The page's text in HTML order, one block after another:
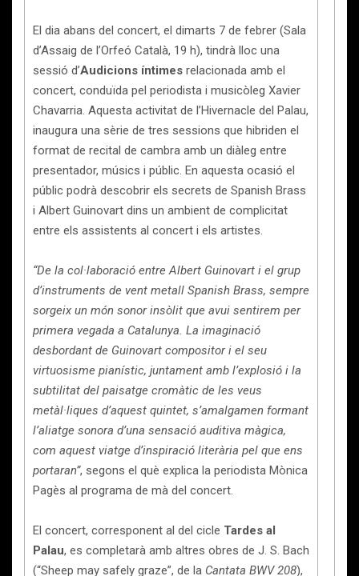
El dia abans del concert, el dimarts 7 de febrer (Sala
d’Assaig de l’Orfeó Català, 19 h), tindrà lloc una
sessió d’Audicions íntimes relacionada amb el
concert, conduïda pel periodista i musicòleg Xavier
Chavarria. Aquesta activitat de l’Hivernacle del Palau,
inaugura una sèrie de tres sessions que hibriden el
format de recital de cambra amb un diàleg entre
presentador, músics i públic. En aquesta ocasió el
públic podrà descobrir els secrets de Spanish Brass
i Albert Guinovart dins un ambient de complicitat
entre els assistents al concert i els artistes.
“De la col·laboració entre Albert Guinovart i el grup
d’instruments de vent metall Spanish Brass, sempre
sorgeix un món sonor insòlit que avui sentirem per
primera vegada a Catalunya. La imaginació
desbordant de Guinovart compositor i el seu
virtuosisme pianístic, juntament amb l’explosió i la
subtilitat del paisatge cromàtic de les veus
metàl·liques d’aquest quintet, s’amalgamen formant
l’aliatge sonora d’una sensació auditiva màgica,
com aquest viatge d’inspiració literària pel que ens
portaran”, segons el què explica la periodista Mònica
Pagès al programa de mà del concert.
El concert, corresponent al del cicle Tardes al
Palau, es completarà amb altres obres de J. S. Bach
(“Sheep may safely graze”, de la Cantata BWV 208),